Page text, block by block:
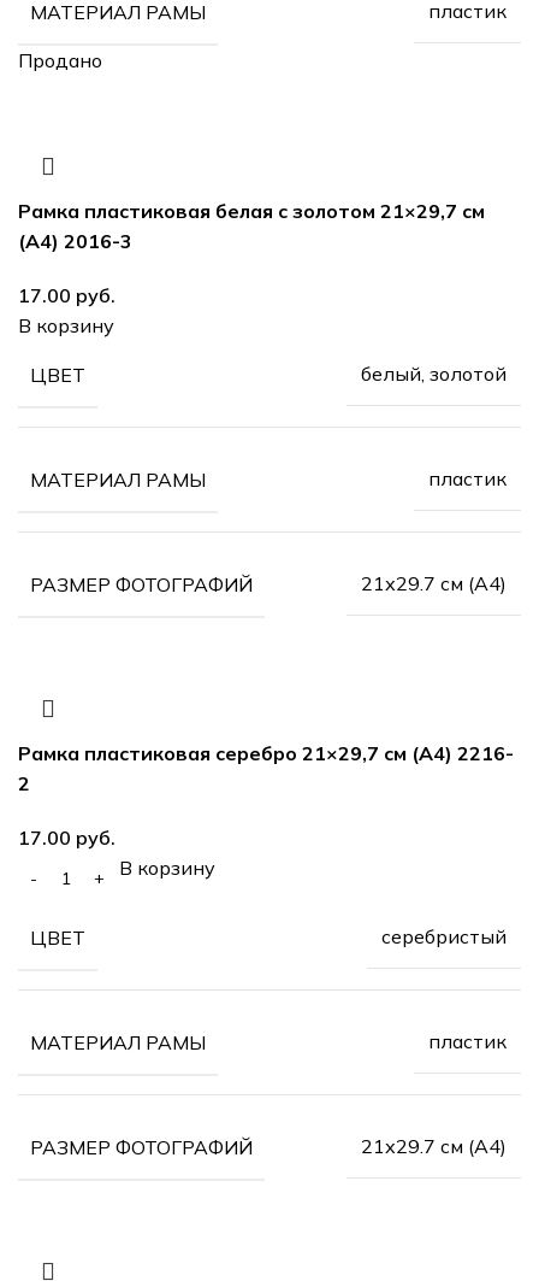
МАТЕРИАЛ РАМЫ пластик
Продано
Рамка пластиковая белая с золотом 21×29,7 см
(А4) 2016-3
17.00 руб.
В корзину
ЦВЕТ белый, золотой
МАТЕРИАЛ РАМЫ пластик
РАЗМЕР ФОТОГРАФИЙ 21х29.7 см (А4)
Рамка пластиковая серебро 21×29,7 см (А4) 2216-
2
17.00 руб.
В корзину
ЦВЕТ серебристый
МАТЕРИАЛ РАМЫ пластик
РАЗМЕР ФОТОГРАФИЙ 21х29.7 см (А4)